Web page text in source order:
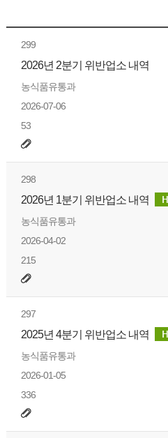
299
2026년 2분기 위반업소 내역
농식품유통과
2026-07-06
53
298
2026년 1분기 위반업소 내역
농식품유통과
2026-04-02
215
297
2025년 4분기 위반업소 내역
농식품유통과
2026-01-05
336